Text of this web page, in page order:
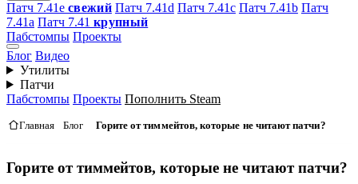
Патч 7.41e свежий Патч 7.41d Патч 7.41c Патч 7.41b Патч
7.41а Патч 7.41 крупный
Пабстомпы Проекты
Блог Видео
Утилиты
Патчи
Пабстомпы Проекты Пополнить Steam
Главная Блог Горите от тиммейтов, которые не читают патчи?
Горите от тиммейтов, которые не читают патчи?